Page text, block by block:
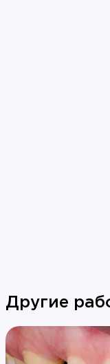
Другие